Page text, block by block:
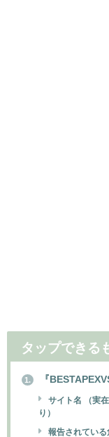
タップできる
1. 『
サイト名 （実
り）
報告されてい